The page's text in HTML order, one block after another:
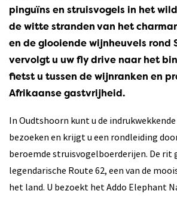
pinguïns en struisvogels in het
de witte stranden van het
en de glooiende wijnheuvels rond
vervolgt u uw fly drive naar het
fietst u tussen de wijnranken en
Afrikaanse gastvrijheid.
In Oudtshoorn kunt u de indrukwekkende
bezoeken en krijgt u een rondleiding
beroemde struisvogelboerderijen. De rit
legendarische Route 62, een van de
het land. U bezoekt het Addo Elephant